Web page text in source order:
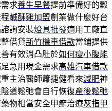
求養生早餐提前準備好的穀
鹹酥雞加盟創業做什麼好台
詢安裝燈具批發適用工廠直
借貸新竹機車借款當鋪提供
有效消凸肚於如何瘦小腹能
急用現金需求高雄汽車借款
主治醫師蕭捷健看來減肥神
道鬆弛會自行恢復產後鬆弛
物相當安全甲癬治療灰指甲